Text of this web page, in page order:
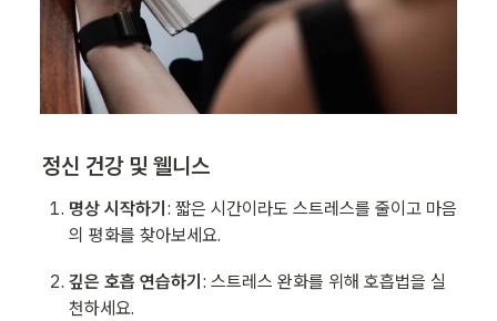
정신 건강 및 웰니스
명상 시작하기 : 짧은 시간이라도 스트레스를 줄이고 마음
의 평화를 찾아보세요.
깊은 호흡 연습하기 : 스트레스 완화를 위해 호흡법을 실
천하세요.